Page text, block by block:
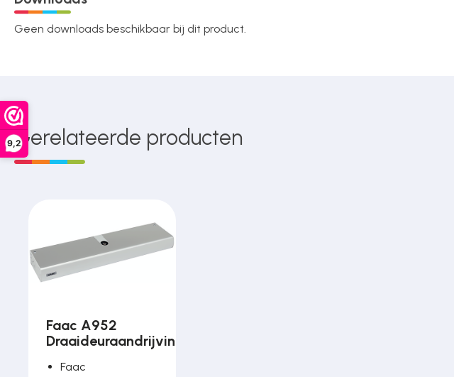
9,2
Geen downloads beschikbaar bij dit product.
Gerelateerde producten
Faac A952
Draaideuraandrijving
Faac